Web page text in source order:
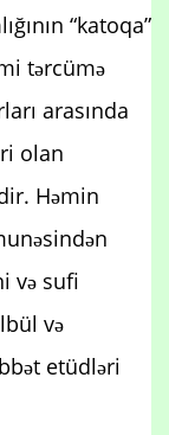
“katoqa”
tərcümə
arasında
olan
Həmin
və sufi
və
etüdləri